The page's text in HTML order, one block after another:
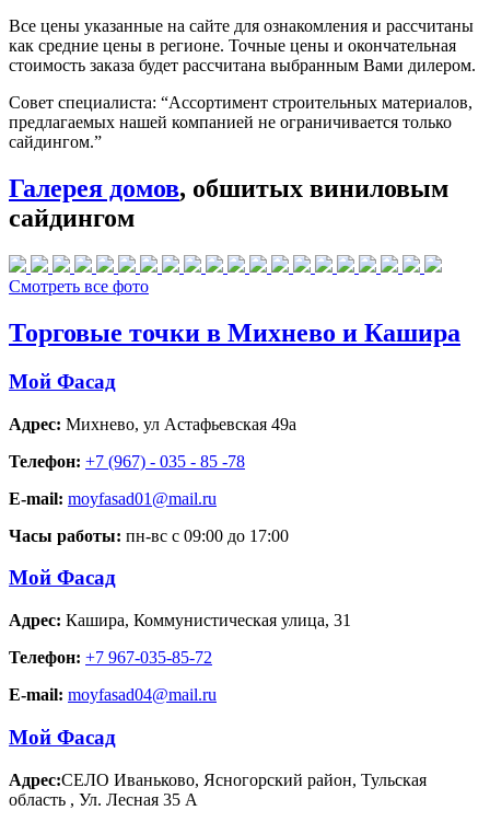
Все цены указанные на сайте для ознакомления и рассчитаны
как средние цены в регионе. Точные цены и окончательная
стоимость заказа будет рассчитана выбранным Вами дилером.
Совет специалиста: “Ассортимент строительных материалов,
предлагаемых нашей компанией не ограничивается только
сайдингом.”
Галерея домов, обшитых виниловым
сайдингом
Смотреть все фото
Торговые точки в Михнево и Кашира
Мой Фасад
Адрес: Михнево, ул Астафьевская 49а
Телефон: +7 (967) - 035 - 85 -78
E-mail: moyfasad01@mail.ru
Часы работы: пн-вс с 09:00 до 17:00
Мой Фасад
Адрес: Кашира, Коммунистическая улица, 31
Телефон: +7 967-035-85-72
E-mail: moyfasad04@mail.ru
Мой Фасад
Адрес:СЕЛО Иваньково, Ясногорский район, Тульская
область , Ул. Лесная 35 А